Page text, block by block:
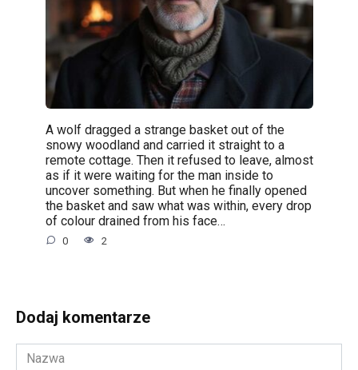
A wolf dragged a strange basket out of the
snowy woodland and carried it straight to a
remote cottage. Then it refused to leave, almost
as if it were waiting for the man inside to
uncover something. But when he finally opened
the basket and saw what was within, every drop
of colour drained from his face…
0 2
Dodaj komentarze
Nazwa